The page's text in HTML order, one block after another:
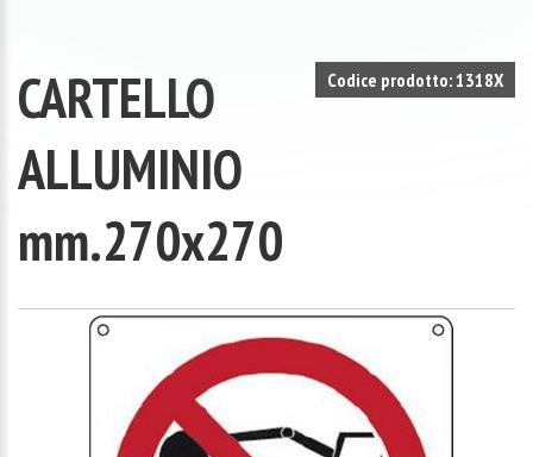
Codice prodotto: 1318X
CARTELLO
ALLUMINIO
mm.270x270